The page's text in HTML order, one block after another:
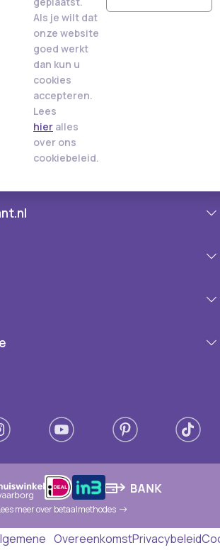
Als je wilt dat
onze website
goed werkt
dan kun u
cookies
accepteren.
Lees
hier alles
over ons
cookiebeleid.
meer over betaalmethodes
OvereenkomstPrivacybeleid